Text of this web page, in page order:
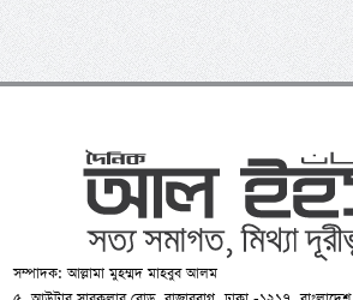
সম্পাদক: আল্লামা মুহম্মদ মাহবুব আলম